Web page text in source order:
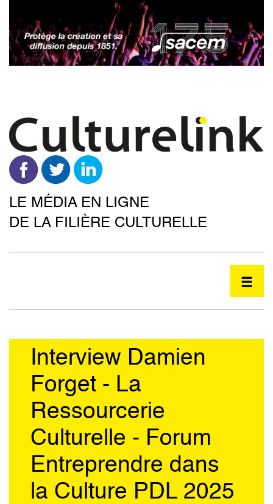
contenu
principal
LE MÉDIA EN LIGNE
DE LA FILIÈRE CULTURELLE
Interview Damien
Forget - La
Ressourcerie
Culturelle - Forum
Entreprendre dans
la Culture PDL 2025